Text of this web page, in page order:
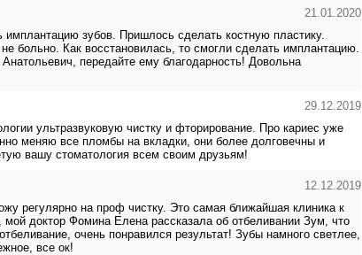
21.01.2020
имплантацию зубов. Пришлось сделать костную пластику.
больно. Как восстановилась, то смогли сделать имплантацию.
передайте ему благодарность! Довольна
29.12.2019
ультразвуковую чистку и фторирование. Про кариес уже
меняю все пломбы на вкладки, они более долговечны и
вашу стоматология всем своим друзьям!
12.12.2019
регулярно на проф чистку. Это самая ближайшая клиника к
доктор Фомина Елена рассказала об отбеливании Зум, что
очень понравился результат! Зубы намного светлее,
все ок!